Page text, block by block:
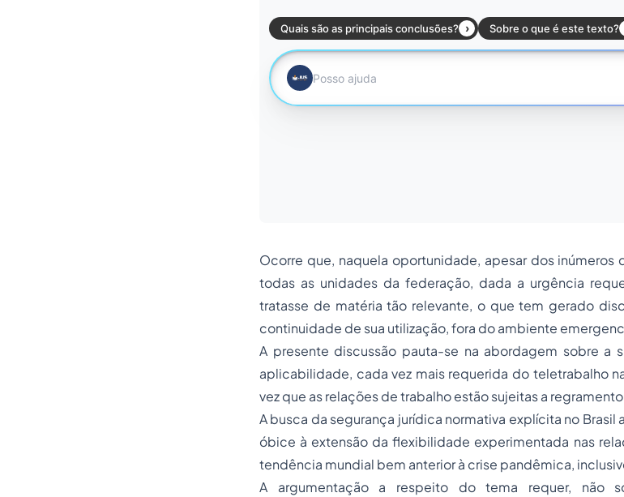
Ocorre que, naquela oportunidade, apesar dos
todas as unidades da federação, dada a urgência
tratasse de matéria tão relevante, o que tem gerado
continuidade de sua utilização, fora do ambiente
A presente discussão pauta-se na abordagem sobre a
aplicabilidade, cada vez mais requerida do teletrabalho
vez que as relações de trabalho estão sujeitas a
A busca da segurança jurídica normativa explícita no
óbice à extensão da flexibilidade experimentada nas
tendência mundial bem anterior à crise pandêmica,
A argumentação a respeito do tema requer, não